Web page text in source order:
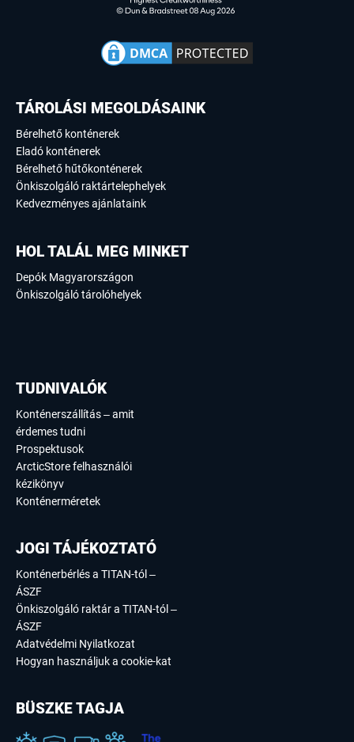
TÁROLÁSI MEGOLDÁSAINK
Bérelhető konténerek
Eladó konténerek
Bérelhető hűtőkonténerek
Önkiszolgáló raktártelephelyek
Kedvezményes ajánlataink
HOL TALÁL MEG MINKET
Depók Magyarországon
Önkiszolgáló tárolóhelyek
TUDNIVALÓK
Konténerszállítás – amit
érdemes tudni
Prospektusok
ArcticStore felhasználói
kézikönyv
Konténerméretek
JOGI TÁJÉKOZTATÓ
Konténerbérlés a TITAN-tól –
ÁSZF
Önkiszolgáló raktár a TITAN-tól –
ÁSZF
Adatvédelmi Nyilatkozat
Hogyan használjuk a cookie-kat
BÜSZKE TAGJA